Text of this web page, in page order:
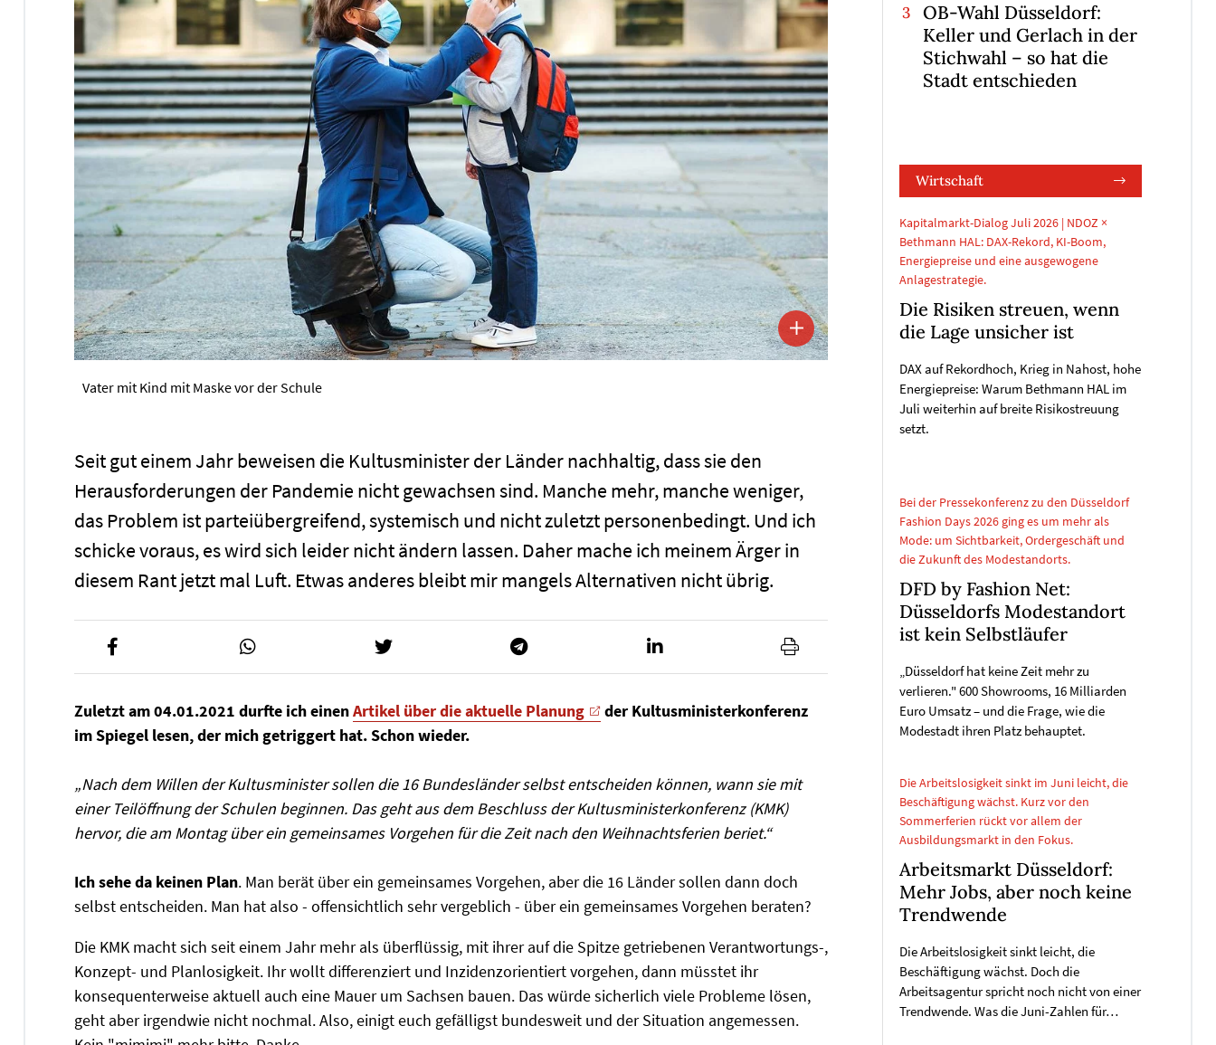
Vater mit Kind mit Maske vor der Schule
Seit gut einem Jahr beweisen die Kultusminister der Länder nachhaltig, dass sie den
Herausforderungen der Pandemie nicht gewachsen sind. Manche mehr, manche weniger,
das Problem ist parteiübergreifend, systemisch und nicht zuletzt personenbedingt. Und ich
schicke voraus, es wird sich leider nicht ändern lassen. Daher mache ich meinem Ärger in
diesem Rant jetzt mal Luft. Etwas anderes bleibt mir mangels Alternativen nicht übrig.
Zuletzt am 04.01.2021 durfte ich einenArtikel über die aktuelle Planung
der Kultusministerkonferenz
im Spiegel lesen, der mich getriggert hat. Schon wieder.
„Nach dem Willen der Kultusminister sollen die 16 Bundesländer selbst entscheiden können, wann sie mit
einer Teilöffnung der Schulen beginnen. Das geht aus dem Beschluss der Kultusministerkonferenz (KMK)
hervor, die am Montag über ein gemeinsames Vorgehen für die Zeit nach den Weihnachtsferien beriet.“
Ich sehe da keinen Plan. Man berät über ein gemeinsames Vorgehen, aber die 16 Länder sollen dann doch
selbst entscheiden. Man hat also - offensichtlich sehr vergeblich - über ein gemeinsames Vorgehen beraten?
Die KMK macht sich seit einem Jahr mehr als überflüssig, mit ihrer auf die Spitze getriebenen Verantwortungs-,
Konzept- und Planlosigkeit. Ihr wollt differenziert und Inzidenzorientiert vorgehen, dann müsstet ihr
konsequenterweise aktuell auch eine Mauer um Sachsen bauen. Das würde sicherlich viele Probleme lösen,
geht aber irgendwie nicht nochmal. Also, einigt euch gefälligst bundesweit und der Situation angemessen.
OB-Wahl Düsseldorf:
Keller und Gerlach in der
Stichwahl – so hat die
Stadt entschieden
Wirtschaft
Kapitalmarkt-Dialog Juli 2026 | NDOZ ×
Bethmann HAL: DAX-Rekord, KI-Boom,
Energiepreise und eine ausgewogene
Anlagestrategie.
Die Risiken streuen, wenn
die Lage unsicher ist
DAX auf Rekordhoch, Krieg in Nahost, hohe
Energiepreise: Warum Bethmann HAL im
Juli weiterhin auf breite Risikostreuung
setzt.
Bei der Pressekonferenz zu den Düsseldorf
Fashion Days 2026 ging es um mehr als
Mode: um Sichtbarkeit, Ordergeschäft und
die Zukunft des Modestandorts.
DFD by Fashion Net:
Düsseldorfs Modestandort
ist kein Selbstläufer
„Düsseldorf hat keine Zeit mehr zu
verlieren." 600 Showrooms, 16 Milliarden
Euro Umsatz – und die Frage, wie die
Modestadt ihren Platz behauptet.
Die Arbeitslosigkeit sinkt im Juni leicht, die
Beschäftigung wächst. Kurz vor den
Sommerferien rückt vor allem der
Ausbildungsmarkt in den Fokus.
Arbeitsmarkt Düsseldorf:
Mehr Jobs, aber noch keine
Trendwende
Die Arbeitslosigkeit sinkt leicht, die
Beschäftigung wächst. Doch die
Arbeitsagentur spricht noch nicht von einer
Trendwende. Was die Juni-Zahlen für…